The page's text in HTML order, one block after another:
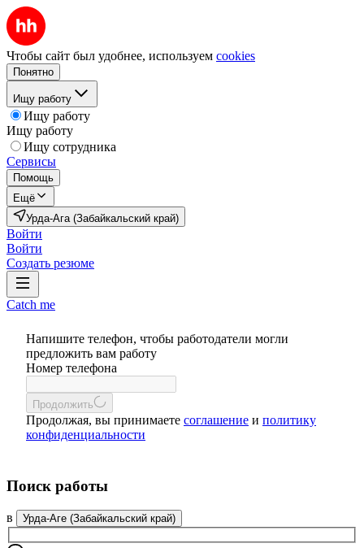
Чтобы сайт был удобнее, используем cookies
Понятно
Ищу работу
Ищу работу
Ищу работу
Ищу сотрудника
Сервисы
Помощь
Ещё
Урда-Ага (Забайкальский край)
Войти
Войти
Создать резюме
Catch me
Напишите телефон, чтобы работодатели могли
предложить вам работу
Номер телефона
Продолжить
Продолжая, вы принимаете соглашение и политику
конфиденциальности
Поиск работы
в Урда-Аге (Забайкальский край)